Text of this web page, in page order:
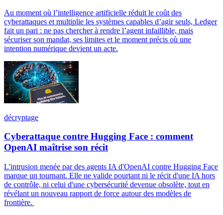
Au moment où l’intelligence artificielle réduit le coût des
cyberattaques et multiplie les systèmes capables d’agir seuls, Ledger
fait un pari : ne pas chercher à rendre l’agent infaillible, mais
sécuriser son mandat, ses limites et le moment précis où une
intention numérique devient un acte.
décryptage
Cyberattaque contre Hugging Face : comment
OpenAI maîtrise son récit
L'intrusion menée par des agents IA d'OpenAI contre Hugging Face
marque un tournant. Elle ne valide pourtant ni le récit d'une IA hors
de contrôle, ni celui d'une cybersécurité devenue obsolète, tout en
révélant un nouveau rapport de force autour des modèles de
frontière.